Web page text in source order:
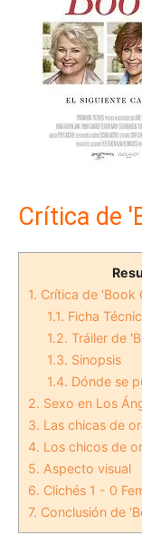
Crítica de
1. Crítica de 'Book
1.1. Ficha
1.2. Tráiler de
1.3. Sinopsis
1.4. Dónde se
2. Sexo en Los
3. Las chicas de
4. Los chicos de
5. Aspecto visual
6. Clichés 1 - 0
7. Conclusión de